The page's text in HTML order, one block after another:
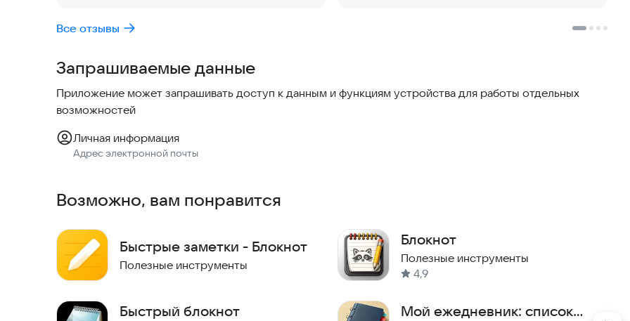
понять, почему запись может пропадать.
заметка исчезает.
Все отзывы
Запрашиваемые данные
Приложение может запрашивать доступ к данным и функциям устройства для работы отдельных
возможностей
Личная информация
Адрес электронной почты
Возможно, вам понравится
Быстрые заметки - Блокнот
Полезные инструменты
Быстрый блокнот
Блокнот
Полезные инструменты
4,9
Мой ежедневник: список